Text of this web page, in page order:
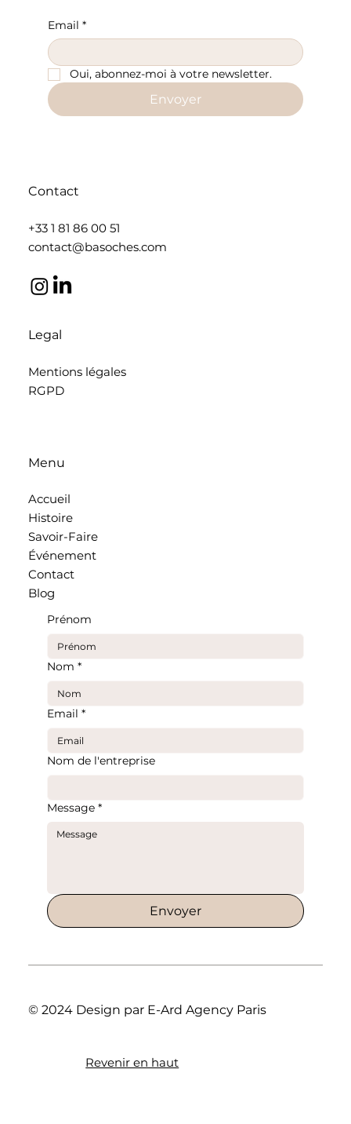
Lin vs coton : lequel est vraiment le plus frais ?
Email *
Oui, abonnez-moi à votre newsletter.
Envoyer
Contact
+33 1 81 86 00 51
contact@basoches.com
Legal
Mentions légales
RGPD
Menu
Accueil
Histoire
Savoir-Faire
Événement
Contact
Blog
Prénom
Nom *
Email *
Nom de l'entreprise
Message *
Envoyer
Revenir en haut
© 2024 Design par E-Ard Agency Paris